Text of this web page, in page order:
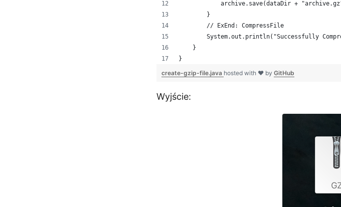
archive.save(dataDir +
        }
        // ExEnd: CompressFile
System.out.println("Successfully
    }
}
create-gzip-file.java hosted with ❤ by GitHub
Wyjście: